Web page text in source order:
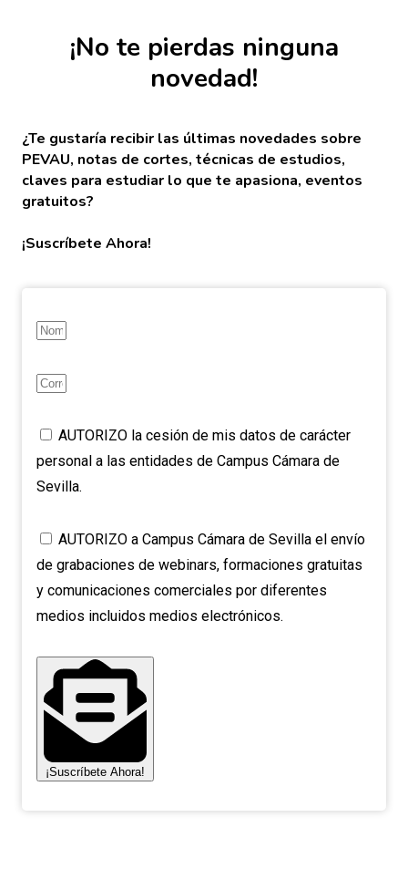
¡No te pierdas ninguna
novedad!
¿Te gustaría recibir las últimas novedades sobre
PEVAU, notas de cortes, técnicas de estudios,
claves para estudiar lo que te apasiona, eventos
gratuitos?
¡Suscríbete Ahora!
AUTORIZO la cesión de mis datos de carácter
personal a las entidades de Campus Cámara de
Sevilla.
AUTORIZO a Campus Cámara de Sevilla el envío
de grabaciones de webinars, formaciones gratuitas
y comunicaciones comerciales por diferentes
medios incluidos medios electrónicos.
¡Suscríbete Ahora!